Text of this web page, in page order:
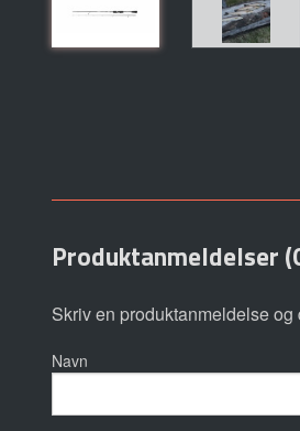
Produktanmeldelser
Skriv en produktanmeldelse
Navn